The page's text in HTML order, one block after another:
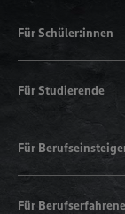
Für Schüler:innen
Für Studierende
Für
Für Berufserfahrene